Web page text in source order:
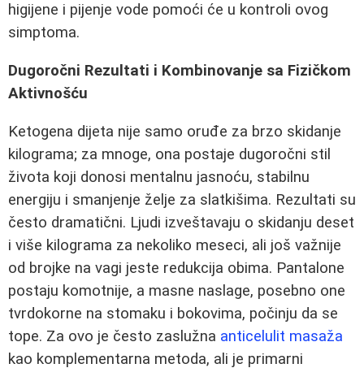
higijene i pijenje vode pomoći će u kontroli ovog
simptoma.
Dugoročni Rezultati i Kombinovanje sa Fizičkom
Aktivnošću
Ketogena dijeta nije samo oruđe za brzo skidanje
kilograma; za mnoge, ona postaje dugoročni stil
života koji donosi mentalnu jasnoću, stabilnu
energiju i smanjenje želje za slatkišima. Rezultati su
često dramatični. Ljudi izveštavaju o skidanju deset
i više kilograma za nekoliko meseci, ali još važnije
od brojke na vagi jeste redukcija obima. Pantalone
postaju komotnije, a masne naslage, posebno one
tvrdokorne na stomaku i bokovima, počinju da se
tope. Za ovo je često zaslužna anticelulit masaža
kao komplementarna metoda, ali je primarni